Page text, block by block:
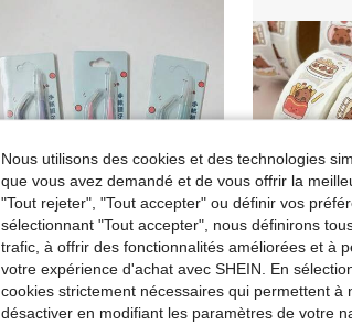
Sharkbang BOBO 2 pièces Pinces à épiler Scrapbooking Autocollants Ruban Washi Outil multifonction de ramassage Fournitures de papeterie DIY Journal de déchets Album Fournitures scolaires Rentrée scolaire
Nous utilisons des cookies et des technologies
que vous avez demandé et de vous offrir la
"Tout rejeter", "Tout accepter" ou définir vos
sélectionnant "Tout accepter", nous définirons
trafic, à offrir des fonctionnalités améliorées et à
votre expérience d'achat avec SHEIN. En
cookies strictement nécessaires qui permettent
désactiver en modifiant les paramètres de votre